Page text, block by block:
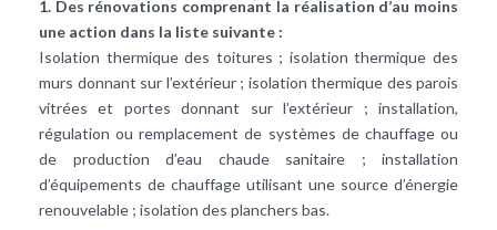
1. Des rénovations comprenant la réalisation d’au moins
une action dans la liste suivante :
Isolation thermique des toitures ; isolation thermique des
murs donnant sur l’extérieur ; isolation thermique des parois
vitrées et portes donnant sur l’extérieur ; installation,
régulation ou remplacement de systèmes de chauffage ou
de production d’eau chaude sanitaire ; installation
d’équipements de chauffage utilisant une source d’énergie
renouvelable ; isolation des planchers bas.